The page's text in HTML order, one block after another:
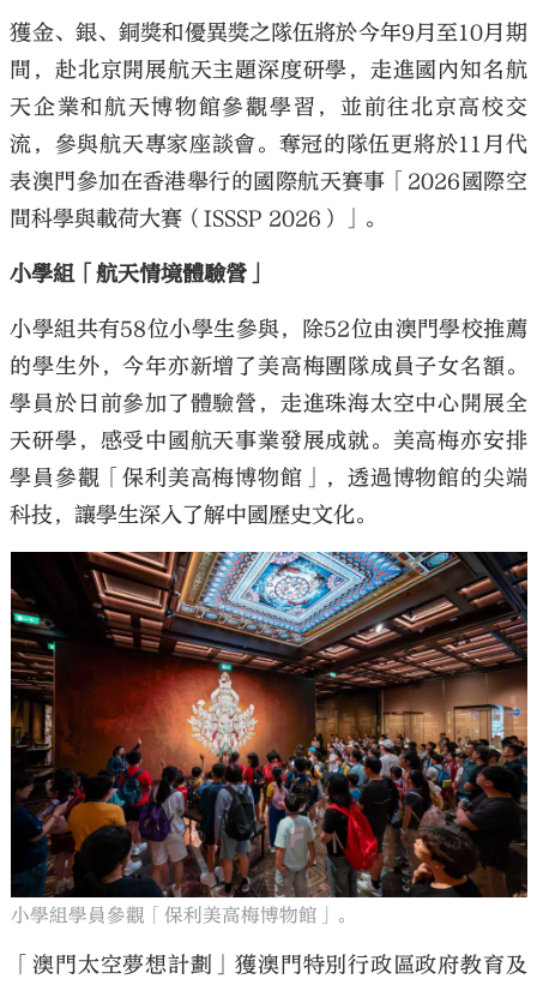
獲金、銀、銅獎和優異獎之隊伍將於今年9月至10月期
間，赴北京開展航天主題深度研學，走進國內知名航
天企業和航天博物館參觀學習，並前往北京高校交
流，參與航天專家座談會。奪冠的隊伍更將於11月代
表澳門參加在香港舉行的國際航天賽事「2026國際空
間科學與載荷大賽（ISSSP 2026）」。
小學組「航天情境體驗營」
小學組共有58位小學生參與，除52位由澳門學校推薦
的學生外，今年亦新增了美高梅團隊成員子女名額。
學員於日前參加了體驗營，走進珠海太空中心開展全
天研學，感受中國航天事業發展成就。美高梅亦安排
學員參觀「保利美高梅博物館」，透過博物館的尖端
科技，讓學生深入了解中國歷史文化。
小學組學員參觀「保利美高梅博物館」。
「澳門太空夢想計劃」獲澳門特別行政區政府教育及